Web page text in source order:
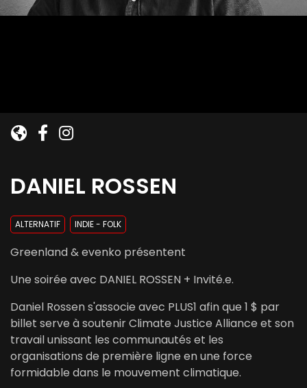
DANIEL ROSSEN
ALTERNATIF INDIE - FOLK
Greenland & evenko présentent
Une soirée avec DANIEL ROSSEN + Invité.e.
Daniel Rossen s'associe avec PLUS1 afin que 1 $ par
billet serve à soutenir Climate Justice Alliance et son
travail unissant les communautés et les
organisations de première ligne en une force
formidable dans le mouvement climatique.